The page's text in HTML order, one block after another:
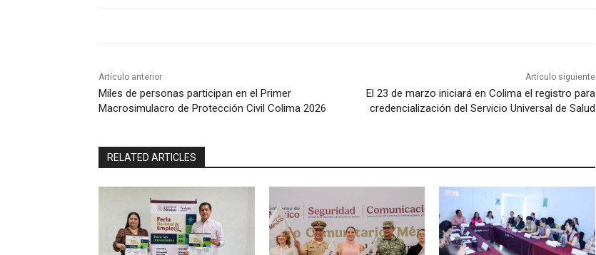
Artículo anterior
Miles de personas participan en el Primer
Macrosimulacro de Protección Civil Colima 2026
Artículo siguiente
El 23 de marzo iniciará en Colima el registro para
credencialización del Servicio Universal de Salud
RELATED ARTICLES